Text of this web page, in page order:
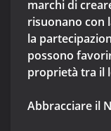
marchi di
risuonano con
la
possono
proprietà tra il
Abbracciare il